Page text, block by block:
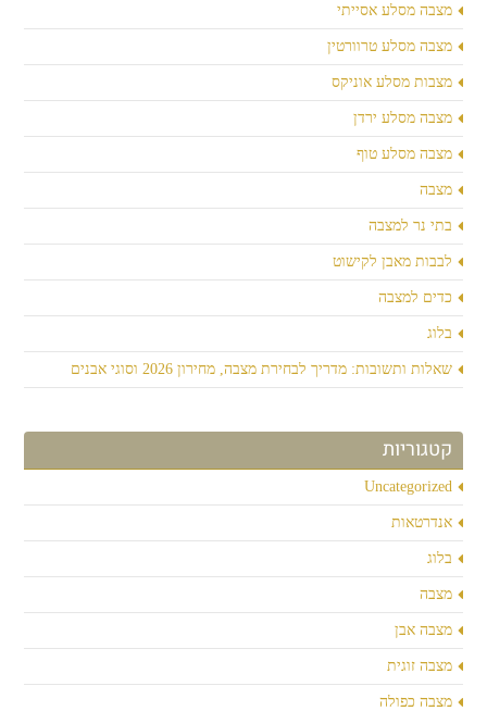
מצבה מסלע אסייתי
מצבה מסלע טרוורטין
מצבות מסלע אוניקס
מצבה מסלע ירדן
מצבה מסלע טוף
מצבה
בתי נר למצבה
לבבות מאבן לקישוט
כדים למצבה
בלוג
שאלות ותשובות: מדריך לבחירת מצבה, מחירון 2026 וסוגי אבנים
קטגוריות
Uncategorized
אנדרטאות
בלוג
מצבה
מצבה אבן
מצבה זוגית
מצבה כפולה